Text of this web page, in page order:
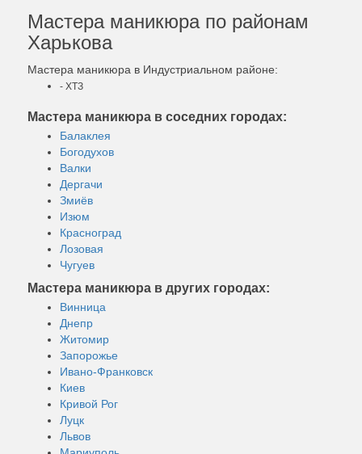
Мастера маникюра по районам
Харькова
Мастера маникюра в Индустриальном районе:
- ХТЗ
Мастера маникюра в соседних городах:
Балаклея
Богодухов
Валки
Дергачи
Змиёв
Изюм
Красноград
Лозовая
Чугуев
Мастера маникюра в других городах:
Винница
Днепр
Житомир
Запорожье
Ивано-Франковск
Киев
Кривой Рог
Луцк
Львов